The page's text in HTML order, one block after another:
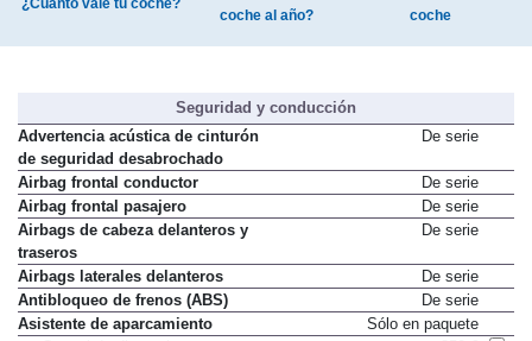
¿Cuánto gastas en tu
Disfruta el cambio de
Seguridad y conducción
Advertencia acústica de cinturón
de seguridad desabrochado
Airbag frontal conductor
De serie
Airbag frontal pasajero
De serie
Airbags de cabeza delanteros y
traseros
Airbags laterales delanteros
De serie
Antibloqueo de frenos (ABS)
De serie